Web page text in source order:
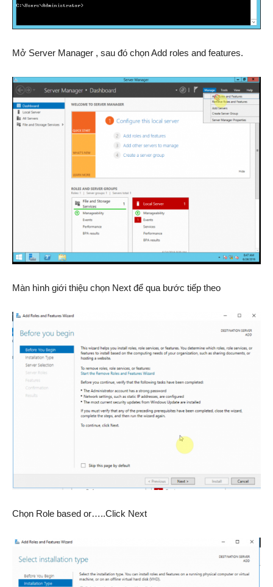
Mở Server Manager , sau đó chọn Add roles and features.
Màn hình giới thiệu chọn Next để qua bước tiếp theo
Chọn Role based or…..Click Next